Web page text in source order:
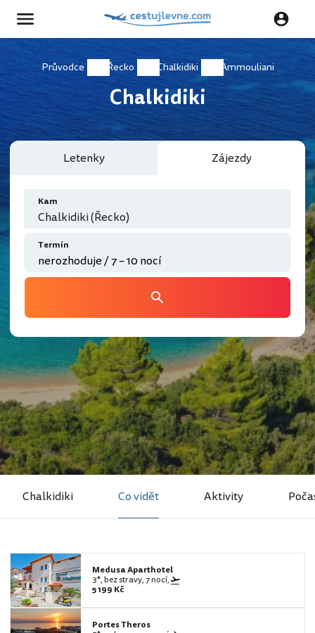
Průvodce Řecko Chalkidiki Ammouliani
Chalkidiki
Letenky Zájezdy
Kam
Chalkidiki (Řecko)
Termín
Chalkidiki Co vidět Aktivity
Medusa Aparthotel
3*, bez stravy, 7 nocí,
5 199 Kč
Portes Theros